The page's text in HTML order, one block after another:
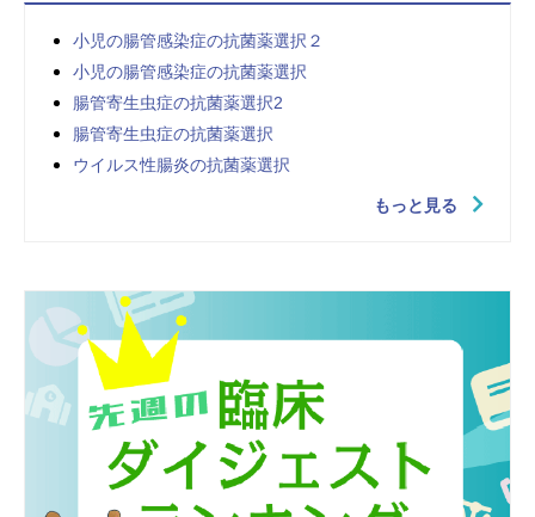
小児の腸管感染症の抗菌薬選択２
小児の腸管感染症の抗菌薬選択
腸管寄生虫症の抗菌薬選択2
腸管寄生虫症の抗菌薬選択
ウイルス性腸炎の抗菌薬選択
もっと見る